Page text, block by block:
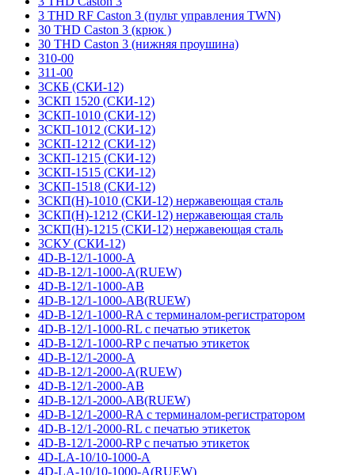
3 THD RF Caston 3 (пульт управления TWN)
30 THD Caston 3 (крюк )
30 THD Caston 3 (нижняя проушина)
310-00
311-00
3СКБ (СКИ-12)
3СКП 1520 (СКИ-12)
3СКП-1010 (СКИ-12)
3СКП-1012 (СКИ-12)
3СКП-1212 (СКИ-12)
3СКП-1215 (СКИ-12)
3СКП-1515 (СКИ-12)
3СКП-1518 (СКИ-12)
3СКП(Н)-1010 (СКИ-12) нержавеющая сталь
3СКП(Н)-1212 (СКИ-12) нержавеющая сталь
3СКП(Н)-1215 (СКИ-12) нержавеющая сталь
3СКУ (СКИ-12)
4D-B-12/1-1000-A
4D-B-12/1-1000-A(RUEW)
4D-B-12/1-1000-AB
4D-B-12/1-1000-AB(RUEW)
4D-B-12/1-1000-RA с терминалом-регистратором
4D-B-12/1-1000-RL с печатью этикеток
4D-B-12/1-1000-RP с печатью этикеток
4D-B-12/1-2000-A
4D-B-12/1-2000-A(RUEW)
4D-B-12/1-2000-AB
4D-B-12/1-2000-AB(RUEW)
4D-B-12/1-2000-RA с терминалом-регистратором
4D-B-12/1-2000-RL с печатью этикеток
4D-B-12/1-2000-RP с печатью этикеток
4D-LA-10/10-1000-A
4D-LA-10/10-1000-A(RUEW)